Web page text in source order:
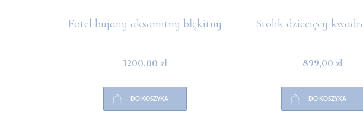
Fotel bujany aksamitny błękitny
3200,00 zł
DO KOSZYKA
Stolik dziecięcy
899,00 zł
DO KOSZYKA